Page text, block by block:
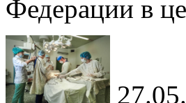
Федерации в